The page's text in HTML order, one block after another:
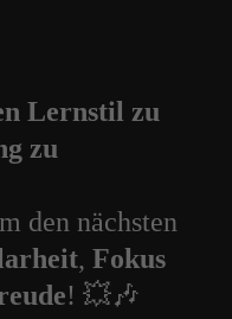
Lernstil zu
zu
den nächsten
, Fokus
! 💥🎶